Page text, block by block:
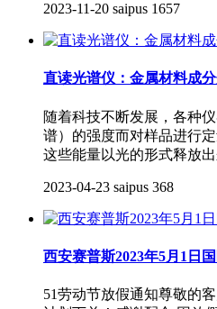
2023-11-20 saipus 1657
直读光谱仪：金属材料成
随着科技不断发展，各种
谱）的强度而对样品进行
这些能量以光的形式释放
2023-04-23 saipus 368
西安赛普斯2023年5月1日
51劳动节放假通知尊敬的